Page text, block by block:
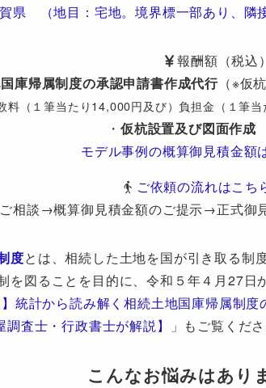
県 （地目：宅地。境界標一部あり、隣
報酬額（税込）
庫帰属制度の承認申請書作成代行 （※仮
料（１筆当たり14,000円及び）負担金（１筆当
・ 仮杭設置及び図面作成
モデル事例の概算御見積金額
ご依頼の流れはこち
ご相談→概算御見積金額のご提示→正式御
度とは、相続した土地を国が引き取る制
を図ることを目的に、令和５年４月27日
】統計から読み解く相続土地国庫帰属制
査士・行政書士が解説】
」もご覧くださ
こんなお悩みはあり